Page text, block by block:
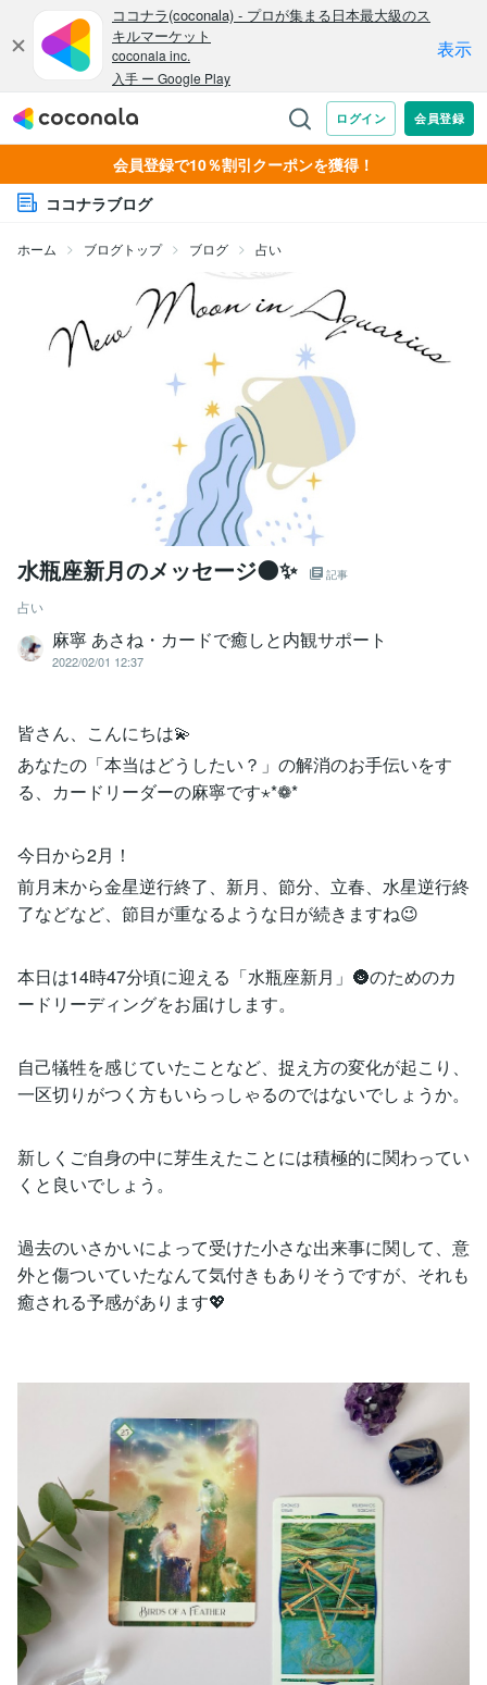
会員登録で10％割引クーポンを獲得！
ココナラブログ
ホーム ブログトップ ブログ 占い
水瓶座新月のメッセージ🌑✨ 記事
占い
麻寧 あさね・カードで癒しと内観サポート
2022/02/01 12:37
皆さん、こんにちは💫
あなたの「本当はどうしたい？」の解消のお手伝いをす
る、カードリーダーの麻寧です⋆*❁*
今日から2月！
前月末から金星逆行終了、新月、節分、立春、水星逆行終
了などなど、節目が重なるような日が続きますね😉
本日は14時47分頃に迎える「水瓶座新月」🌚のためのカ
ードリーディングをお届けします。
自己犠牲を感じていたことなど、捉え方の変化が起こり、
一区切りがつく方もいらっしゃるのではないでしょうか。
新しくご自身の中に芽生えたことには積極的に関わってい
くと良いでしょう。
過去のいさかいによって受けた小さな出来事に関して、意
外と傷ついていたなんて気付きもありそうですが、それも
癒される予感があります💖